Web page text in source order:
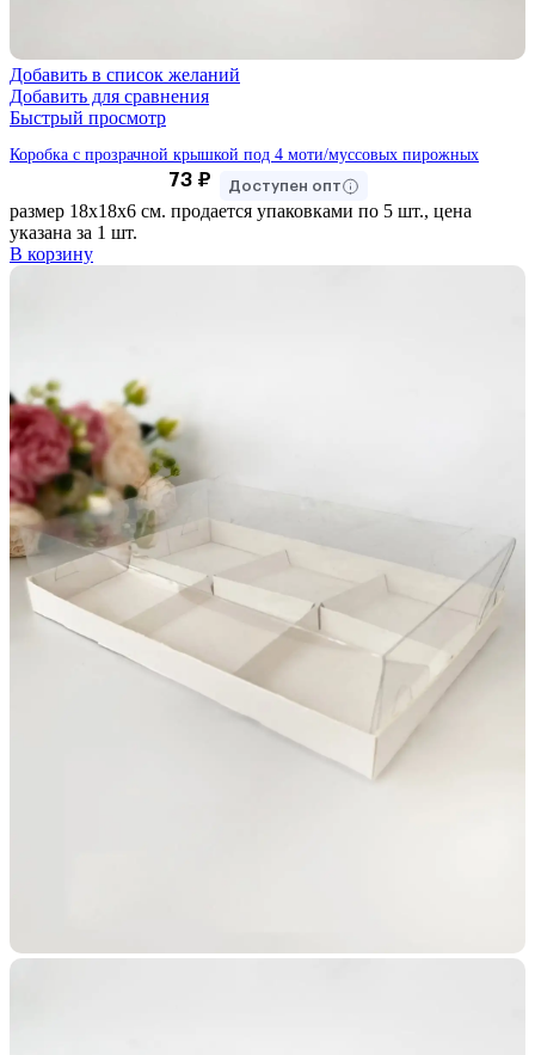
Добавить в список желаний
Добавить для сравнения
Быстрый просмотр
Коробка с прозрачной крышкой под 4 моти/муссовых пирожных
73 ₽ Доступен опт
размер 18х18х6 см. продается упаковками по 5 шт., цена
указана за 1 шт.
В корзину